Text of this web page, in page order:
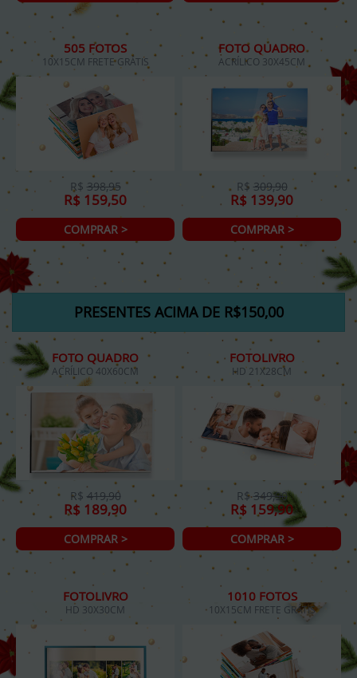
505 FOTOS
10X15CM FRETE GRÁTIS
R$ 398,95
R$ 159,50
COMPRAR >
FOTO QUADRO
ACRÍLICO 30X45CM
R$ 309,90
R$ 139,90
COMPRAR >
PRESENTES ACIMA DE R$150,00
FOTO QUADRO
ACRÍLICO 40X60CM
R$ 419,90
R$ 189,90
COMPRAR >
FOTOLIVRO
HD 21X28CM
R$349,90
R$ 159,90
COMPRAR >
FOTOLIVRO
HD 30X30CM
1010 FOTOS
10X15CM FRETE GRÁTIS